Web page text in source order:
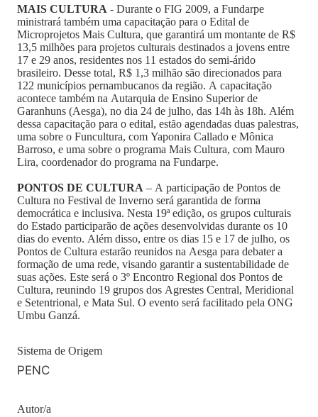
MAIS CULTURA - Durante o FIG 2009, a Fundarpe
ministrará também uma capacitação para o Edital de
Microprojetos Mais Cultura, que garantirá um montante de R$
13,5 milhões para projetos culturais destinados a jovens entre
17 e 29 anos, residentes nos 11 estados do semi-árido
brasileiro. Desse total, R$ 1,3 milhão são direcionados para
122 municípios pernambucanos da região. A capacitação
acontece também na Autarquia de Ensino Superior de
Garanhuns (Aesga), no dia 24 de julho, das 14h às 18h. Além
dessa capacitação para o edital, estão agendadas duas palestras,
uma sobre o Funcultura, com Yaponira Callado e Mônica
Barroso, e uma sobre o programa Mais Cultura, com Mauro
Lira, coordenador do programa na Fundarpe.
PONTOS DE CULTURA – A participação de Pontos de
Cultura no Festival de Inverno será garantida de forma
democrática e inclusiva. Nesta 19ª edição, os grupos culturais
do Estado participarão de ações desenvolvidas durante os 10
dias do evento. Além disso, entre os dias 15 e 17 de julho, os
Pontos de Cultura estarão reunidos na Aesga para debater a
formação de uma rede, visando garantir a sustentabilidade de
suas ações. Este será o 3º Encontro Regional dos Pontos de
Cultura, reunindo 19 grupos dos Agrestes Central, Meridional
e Setentrional, e Mata Sul. O evento será facilitado pela ONG
Umbu Ganzá.
Sistema de Origem
PENC
Autor/a